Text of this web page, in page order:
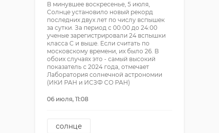
В минувшее воскресенье, 5 июля,
Солнце установило новый рекорд
последних двух лет по числу вспышек
за сутки. За период с 00:00 до 24:00
ученые зарегистрировали 24 вспышки
класса C и выше. Если считать по
московскому времени, их было 26. В
обоих случаях это - самый высокий
показатель с 2024 года, отмечает
Лаборатория солнечной астрономии
(ИКИ РАН и ИСЗФ СО РАН)
06 июля, 11:08
солнце